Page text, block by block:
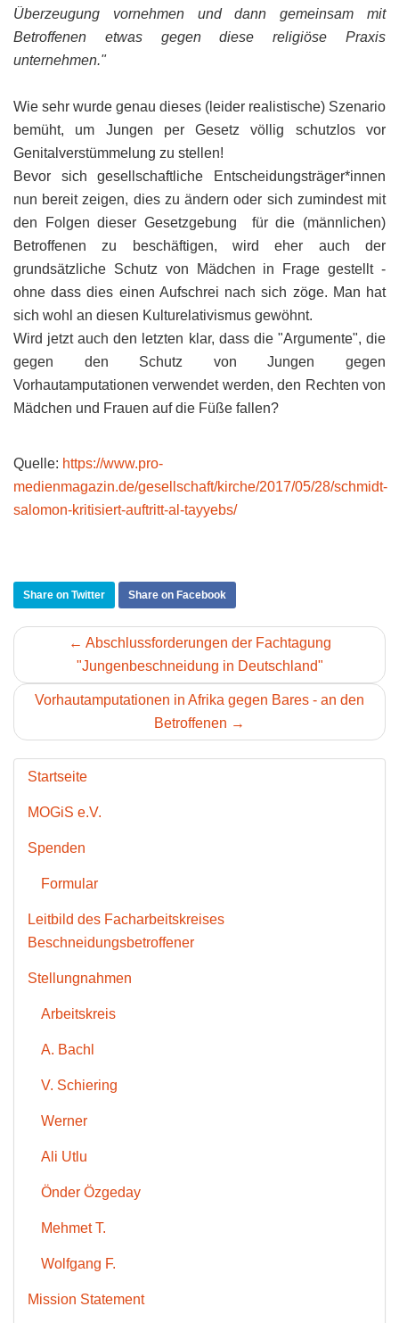
Überzeugung vornehmen und dann gemeinsam mit
Betroffenen etwas gegen diese religiöse Praxis
unternehmen."
Wie sehr wurde genau dieses (leider realistische) Szenario
bemüht, um Jungen per Gesetz völlig schutzlos vor
Genitalverstümmelung zu stellen!
Bevor sich gesellschaftliche Entscheidungsträger*innen
nun bereit zeigen, dies zu ändern oder sich zumindest mit
den Folgen dieser Gesetzgebung für die (männlichen)
Betroffenen zu beschäftigen, wird eher auch der
grundsätzliche Schutz von Mädchen in Frage gestellt -
ohne dass dies einen Aufschrei nach sich zöge. Man hat
sich wohl an diesen Kulturelativismus gewöhnt.
Wird jetzt auch den letzten klar, dass die "Argumente", die
gegen den Schutz von Jungen gegen
Vorhautamputationen verwendet werden, den Rechten von
Mädchen und Frauen auf die Füße fallen?
Quelle: https://www.pro-
medienmagazin.de/gesellschaft/kirche/2017/05/28/schmidt-
salomon-kritisiert-auftritt-al-tayyebs/
Share on Twitter Share on Facebook
← Abschlussforderungen der Fachtagung
"Jungenbeschneidung in Deutschland"
Vorhautamputationen in Afrika gegen Bares - an den
Betroffenen →
Startseite
MOGiS e.V.
Spenden
Formular
Leitbild des Facharbeitskreises
Beschneidungsbetroffener
Stellungnahmen
Arbeitskreis
A. Bachl
V. Schiering
Werner
Ali Utlu
Önder Özgeday
Mehmet T.
Wolfgang F.
Mission Statement